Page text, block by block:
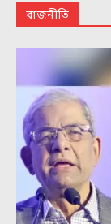
রাজনীতি